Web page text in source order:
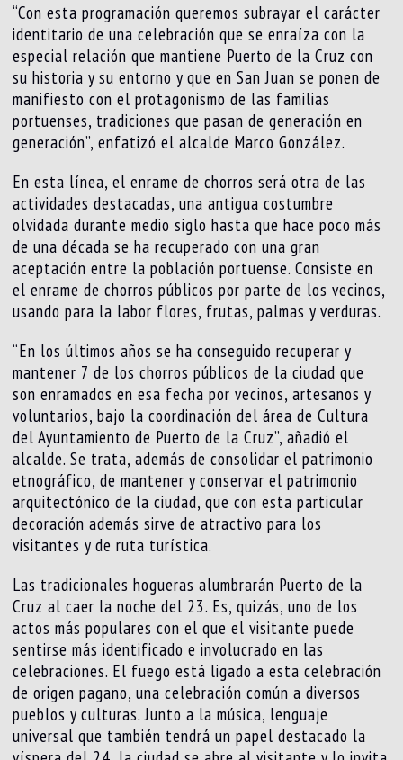
“Con esta programación queremos subrayar el carácter
identitario de una celebración que se enraíza con la
especial relación que mantiene Puerto de la Cruz con
su historia y su entorno y que en San Juan se ponen de
manifiesto con el protagonismo de las familias
portuenses, tradiciones que pasan de generación en
generación”, enfatizó el alcalde Marco González.
En esta línea, el enrame de chorros será otra de las
actividades destacadas, una antigua costumbre
olvidada durante medio siglo hasta que hace poco más
de una década se ha recuperado con una gran
aceptación entre la población portuense. Consiste en
el enrame de chorros públicos por parte de los vecinos,
usando para la labor flores, frutas, palmas y verduras.
“En los últimos años se ha conseguido recuperar y
mantener 7 de los chorros públicos de la ciudad que
son enramados en esa fecha por vecinos, artesanos y
voluntarios, bajo la coordinación del área de Cultura
del Ayuntamiento de Puerto de la Cruz”, añadió el
alcalde. Se trata, además de consolidar el patrimonio
etnográfico, de mantener y conservar el patrimonio
arquitectónico de la ciudad, que con esta particular
decoración además sirve de atractivo para los
visitantes y de ruta turística.
Las tradicionales hogueras alumbrarán Puerto de la
Cruz al caer la noche del 23. Es, quizás, uno de los
actos más populares con el que el visitante puede
sentirse más identificado e involucrado en las
celebraciones. El fuego está ligado a esta celebración
de origen pagano, una celebración común a diversos
pueblos y culturas. Junto a la música, lenguaje
universal que también tendrá un papel destacado la